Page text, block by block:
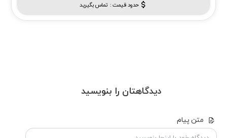
حدود قیمت :‌ تماس بگیرید
دیدگاهتان را بنویسید
متن پیام